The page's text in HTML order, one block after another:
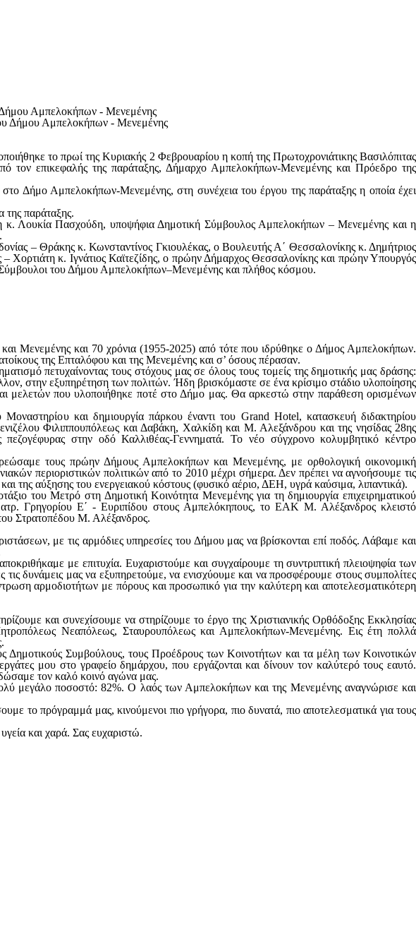
Δήμου Αμπελοκήπων - Μενεμένης
το πρωί της Κυριακής 2 Φεβρουαρίου η κοπή της Πρωτοχρονιάτικης Βασιλόπιτας
επικεφαλής της παράταξης, Δήμαρχο Αμπελοκήπων-Μενεμένης και Πρόεδρο της
Δήμο Αμπελοκήπων-Μενεμένης, στη συνέχεια του έργου της παράταξης η οποία έχει
της παράταξης.
η κ. Λουκία Πασχούδη, υποψήφια Δημοτική Σύμβουλος Αμπελοκήπων – Μενεμένης και η
– Θράκης κ. Κωνσταντίνος Γκιουλέκας, ο Βουλευτής Α΄ Θεσσαλονίκης κ. Δημήτριος
κ. Ιγνάτιος Καϊτεζίδης, ο πρώην Δήμαρχος Θεσσαλονίκης και πρώην Υπουργός
του Δήμου Αμπελοκήπων–Μενεμένης και πλήθος κόσμου.
Μενεμένης και 70 χρόνια (1955-2025) από τότε που ιδρύθηκε ο Δήμος Αμπελοκήπων.
της Επταλόφου και της Μενεμένης και σ’ όσους πέρασαν.
πετυχαίνοντας τους στόχους μας σε όλους τους τομείς της δημοτικής μας δράσης:
,στην εξυπηρέτηση των πολιτών. Ήδη βρισκόμαστε σε ένα κρίσιμο στάδιο υλοποίησης
μελετών που υλοποιήθηκε ποτέ στο Δήμο μας. Θα αρκεστώ στην παράθεση ορισμένων
και δημιουργία πάρκου έναντι του Grand Hotel, κατασκευή διδακτηρίου
Φιλιππουπόλεως και Δαβάκη, Χαλκίδη και Μ. Αλεξάνδρου και της νησίδας 28ης
στην οδό Καλλιθέας-Γεννηματά. Το νέο σύγχρονο κολυμβητικό κέντρο
τους πρώην Δήμους Αμπελοκήπων και Μενεμένης, με ορθολογική οικονομική
περιοριστικών πολιτικών από το 2010 μέχρι σήμερα. Δεν πρέπει να αγνοήσουμε τις
της αύξησης του ενεργειακού κόστους (φυσικό αέριο, ΔΕΗ, υγρά καύσιμα, λιπαντικά).
του Μετρό στη Δημοτική Κοινότητα Μενεμένης για τη δημιουργία επιχειρηματικού
Γρηγορίου Ε΄ - Ευριπίδου στους Αμπελόκηπους, το ΕΑΚ Μ. Αλέξανδρος κλειστό
Στρατοπέδου Μ. Αλέξανδρος.
με τις αρμόδιες υπηρεσίες του Δήμου μας να βρίσκονται επί ποδός. Λάβαμε και
με επιτυχία. Ευχαριστούμε και συγχαίρουμε τη συντριπτική πλειοψηφία των
δυνάμεις μας να εξυπηρετούμε, να ενισχύουμε και να προσφέρουμε στους συμπολίτες
αρμοδιοτήτων με πόρους και προσωπικό για την καλύτερη και αποτελεσματικότερη
και συνεχίσουμε να στηρίζουμε το έργο της Χριστιανικής Ορθόδοξης Εκκλησίας
Νεαπόλεως, Σταυρουπόλεως και Αμπελοκήπων-Μενεμένης. Εις έτη πολλά
Δημοτικούς Συμβούλους, τους Προέδρους των Κοινοτήτων και τα μέλη των Κοινοτικών
μου στο γραφείο δημάρχου, που εργάζονται και δίνουν τον καλύτερό τους εαυτό.
δώσαμε τον καλό κοινό αγώνα μας.
μεγάλο ποσοστό: 82%.Ο λαός των Αμπελοκήπων και της Μενεμένης αναγνώρισε και
το πρόγραμμά μας, κινούμενοι πιο γρήγορα, πιο δυνατά, πιο αποτελεσματικά για τους
και χαρά. Σας ευχαριστώ.